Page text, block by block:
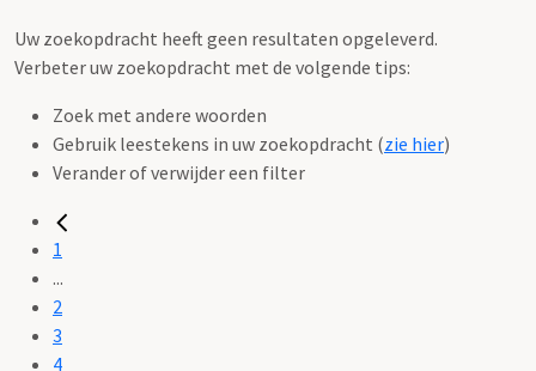
Uw zoekopdracht heeft geen resultaten opgeleverd.
Verbeter uw zoekopdracht met de volgende tips:
Zoek met andere woorden
Gebruik leestekens in uw zoekopdracht (zie hier)
Verander of verwijder een filter
1
...
2
3
4